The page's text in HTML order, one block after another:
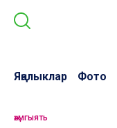
Яңалыклар Фото
җәмгыять